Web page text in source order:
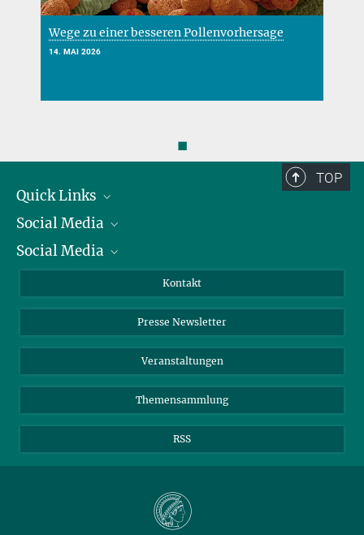
Wege zu einer besseren Pollenvorhersage
14. MAI 2026
◼
TOP
Quick Links
Präsident
Zahlen und Fakten
Meldestelle Fehlverhalten
Social Media
Bluesky
TikTok
Social Media
Instagram
YouTube
Kontakt
Presse Newsletter
Veranstaltungen
Themensammlung
RSS